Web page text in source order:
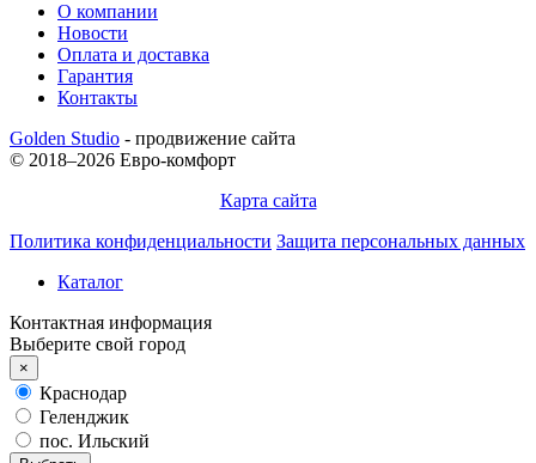
О компании
Новости
Оплата и доставка
Гарантия
Контакты
Golden Studio - продвижение сайта
© 2018–2026 Евро-комфорт
Карта сайта
Политика конфиденциальности Защита персональных данных
Каталог
Контактная информация
Выберите свой город
×
Краснодар
Геленджик
пос. Ильский